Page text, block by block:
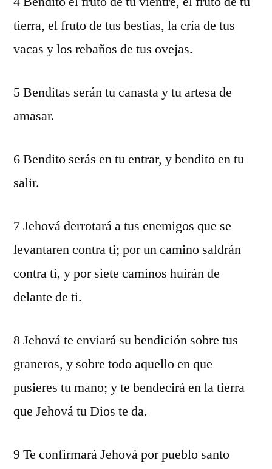
tierra, el fruto de tus bestias, la cría de tus
vacas y los rebaños de tus ovejas.
5 Benditas serán tu canasta y tu artesa de
amasar.
6 Bendito serás en tu entrar, y bendito en tu
salir.
7 Jehová derrotará a tus enemigos que se
levantaren contra ti; por un camino saldrán
contra ti, y por siete caminos huirán de
delante de ti.
8 Jehová te enviará su bendición sobre tus
graneros, y sobre todo aquello en que
pusieres tu mano; y te bendecirá en la tierra
que Jehová tu Dios te da.
9 Te confirmará Jehová por pueblo santo